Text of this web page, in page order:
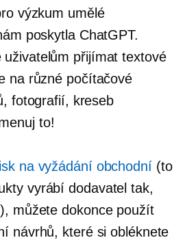
výzkum umělé
poskytla ChatGPT.
přijímat textové
na různé počítačové
fotografií, kreseb
to!
na vyžádáníobchodní(to
vyrábí dodavatel tak,
můžete dokonce použít
návrhů, které si obléknete